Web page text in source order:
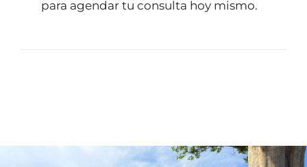
para agendar tu consulta hoy mismo.